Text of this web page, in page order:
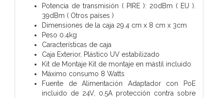
Potencia de transmisión ( PIRE ): 20dBm ( EU ).
39dBm ( Otros países )
Dimensiones de la caja 29.4 cm x 8 cm x 3cm
Peso 0.4kg
Características de caja
Caja Exterior, Plástico UV estabilizado
Kit de Montaje Kit de montaje en mástil incluido
Máximo consumo 8 Watts
Fuente de Alimentación Adaptador con PoE
incluido de 24V, 0.5A protección contra sobre